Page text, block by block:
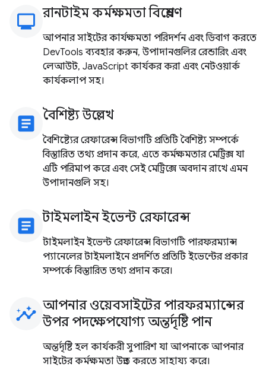
monitoring
রানটাইম কর্মক্ষমতা বিশ্লেষণ
আপনার সাইটের কার্যক্ষমতা পরিদর্শন এবং ডিবাগ করতে
DevTools ব্যবহার করুন, উপাদানগুলির রেন্ডারিং এবং
লেআউট, JavaScript কার্যকর করা এবং নেটওয়ার্ক
কার্যকলাপ সহ।
article বৈশিষ্ট্য উল্লেখ
বৈশিষ্ট্যের রেফারেন্স বিভাগটি প্রতিটি বৈশিষ্ট্য সম্পর্কে
বিস্তারিত তথ্য প্রদান করে, এতে কর্মক্ষমতার মেট্রিক্স যা
এটি পরিমাপ করে এবং সেই মেট্রিক্সে অবদান রাখে এমন
উপাদানগুলি সহ।
article টাইমলাইন ইভেন্ট রেফারেন্স
টাইমলাইন ইভেন্ট রেফারেন্স বিভাগটি পারফরম্যান্স
প্যানেলের টাইমলাইনে প্রদর্শিত প্রতিটি ইভেন্টের প্রকার
সম্পর্কে বিস্তারিত তথ্য প্রদান করে।
insights আপনার ওয়েবসাইটের পারফরম্যান্সের
উপর পদক্ষেপযোগ্য অন্তর্দৃষ্টি পান
অন্তর্দৃষ্টি হল কার্যকরী সুপারিশ যা আপনাকে আপনার
সাইটের কর্মক্ষমতা উন্নত করতে সাহায্য করে।